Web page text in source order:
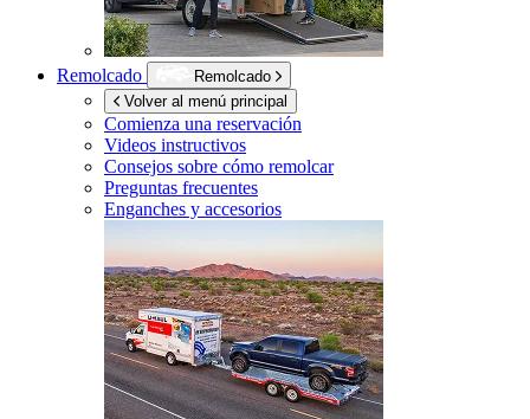
Remolcado
Remolcado
Volver al menú principal
Comienza una reservación
Videos instructivos
Consejos sobre cómo remolcar
Preguntas frecuentes
Enganches y accesorios